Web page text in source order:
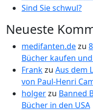
Sind Sie schwul?
Neueste
medifanten.dezu
Bücher kaufen
Frankzu Aus dem
von Paul-Henri
holgerzu Banned
Bücher in den USA